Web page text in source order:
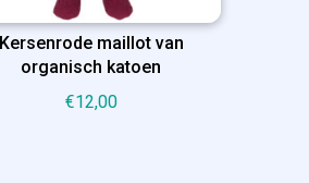
Kersenrode maillot van
organisch katoen
€12,00